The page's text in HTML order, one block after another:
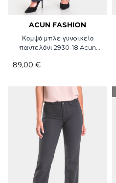
ACUN FASHION
Κομψό μπλε γυναικείο
παντελόνι 2930-18 Acun
89,00 €